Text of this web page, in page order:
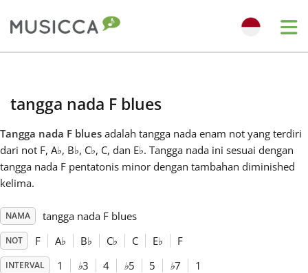
Български
Dansk
English
tangga nada F blues
Tangga nada F blues adalah tangga nada enam not yang terdiri
dari not F, A♭, B♭, C♭, C, dan E♭. Tangga nada ini sesuai dengan
tangga nada F pentatonis minor dengan tambahan diminished
kelima.
NAMA tangga nada F blues
NOT F A♭ B♭ C♭ C E♭ F
INTERVAL 1 ♭3 4 ♭5 5 ♭7 1